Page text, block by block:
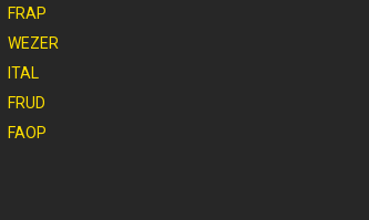
FRAP
WEZER
ITAL
FRUD
FAOP